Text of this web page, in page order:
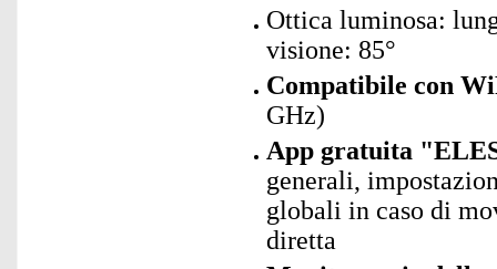
Ottica luminosa:
visione: 85°
Compatibile con
GHz)
App gratuita
generali,
globali in caso di
diretta